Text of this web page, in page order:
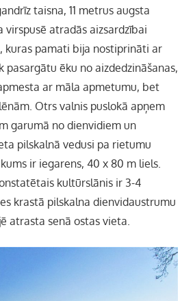
taisna, 11 metrus augsta
virspusē atradās aizsardzībai
kuras pamati bija nostiprināti ar
pasargātu ēku no aizdedzināšanas,
ar māla apmetumu, bet
Otrs valnis puslokā apņem
garumā no dienvidiem un
pilskalnā vedusi pa rietumu
ir iegarens, 40 x 80 m liels.
kultūrslānis ir 3-4
krastā pilskalna dienvidaustrumu
atrasta senā ostas vieta.